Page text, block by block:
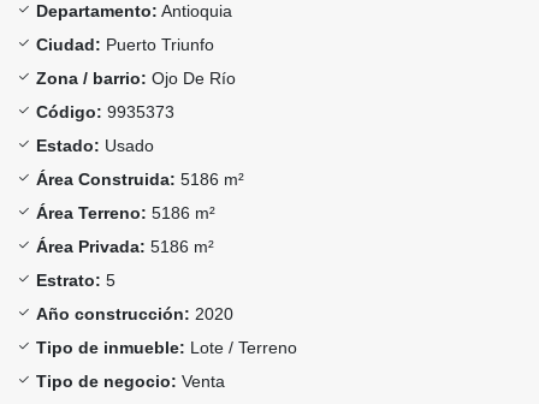
Departamento: Antioquia
Ciudad: Puerto Triunfo
Zona / barrio: Ojo De Río
Código: 9935373
Estado: Usado
Área Construida: 5186 m²
Área Terreno: 5186 m²
Área Privada: 5186 m²
Estrato: 5
Año construcción: 2020
Tipo de inmueble: Lote / Terreno
Tipo de negocio: Venta